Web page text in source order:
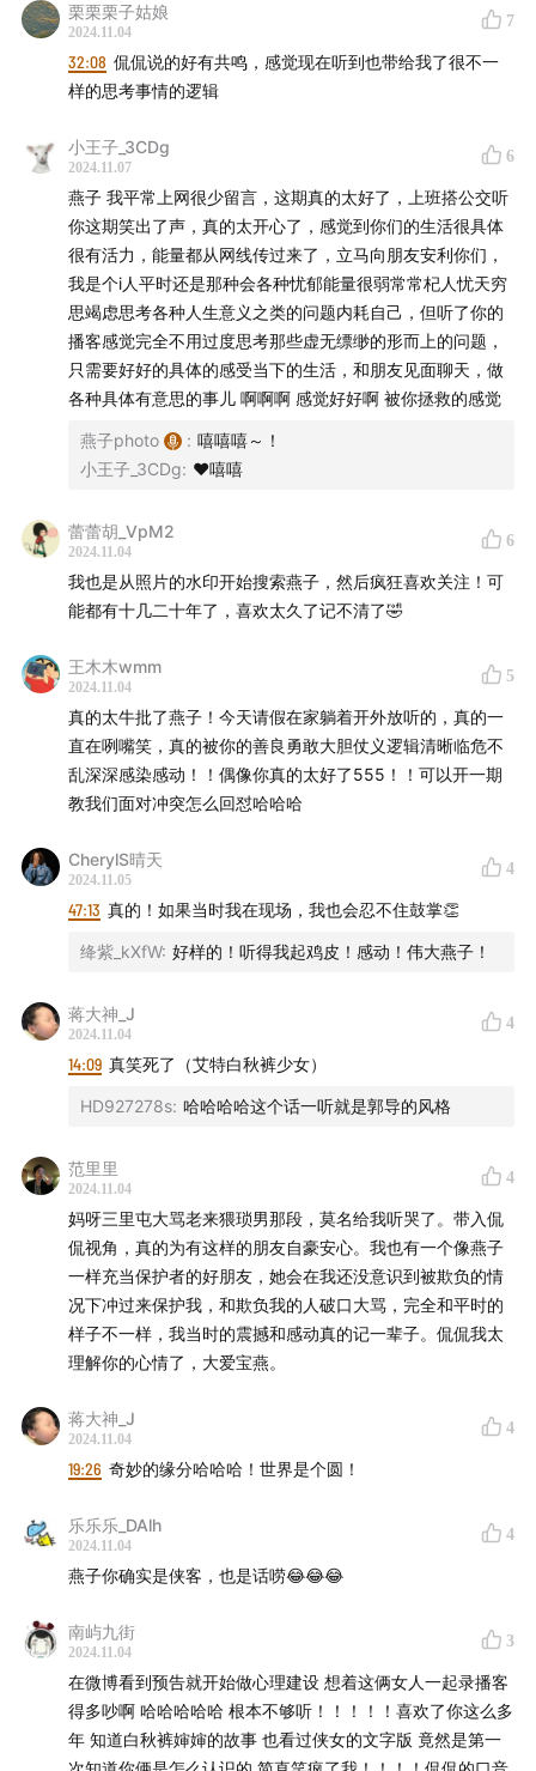
栗栗栗子姑娘
2024.11.04
7
32:08 侃侃说的好有共鸣，感觉现在听到也带给我了很不一
样的思考事情的逻辑
小王子_3CDg
2024.11.07
6
燕子 我平常上网很少留言，这期真的太好了，上班搭公交听
你这期笑出了声，真的太开心了，感觉到你们的生活很具体
很有活力，能量都从网线传过来了，立马向朋友安利你们，
我是个i人平时还是那种会各种忧郁能量很弱常常杞人忧天穷
思竭虑思考各种人生意义之类的问题内耗自己，但听了你的
播客感觉完全不用过度思考那些虚无缥缈的形而上的问题，
只需要好好的具体的感受当下的生活，和朋友见面聊天，做
各种具体有意思的事儿 啊啊啊 感觉好好啊 被你拯救的感觉
燕子photo : 嘻嘻嘻～！
小王子_3CDg: ❤️嘻嘻
蕾蕾胡_VpM2
2024.11.04
6
我也是从照片的水印开始搜索燕子，然后疯狂喜欢关注！可
能都有十几二十年了，喜欢太久了记不清了🤣
王木木wmm
2024.11.04
5
真的太牛批了燕子！今天请假在家躺着开外放听的，真的一
直在咧嘴笑，真的被你的善良勇敢大胆仗义逻辑清晰临危不
乱深深感染感动！！偶像你真的太好了555！！可以开一期
教我们面对冲突怎么回怼哈哈哈
CherylS晴天
2024.11.05
4
47:13 真的！如果当时我在现场，我也会忍不住鼓掌👏
绛紫_kXfW: 好样的！听得我起鸡皮！感动！伟大燕子！
蒋大神_J
2024.11.04
4
14:09 真笑死了（艾特白秋裤少女）
HD927278s: 哈哈哈哈这个话一听就是郭导的风格
范里里
2024.11.04
4
妈呀三里屯大骂老来猥琐男那段，莫名给我听哭了。带入侃
侃视角，真的为有这样的朋友自豪安心。我也有一个像燕子
一样充当保护者的好朋友，她会在我还没意识到被欺负的情
况下冲过来保护我，和欺负我的人破口大骂，完全和平时的
样子不一样，我当时的震撼和感动真的记一辈子。侃侃我太
理解你的心情了，大爱宝燕。
蒋大神_J
2024.11.04
4
19:26 奇妙的缘分哈哈哈！世界是个圆！
乐乐乐_DAlh
2024.11.04
4
燕子你确实是侠客，也是话唠😂😂😂
南屿九街
2024.11.04
3
在微博看到预告就开始做心理建设 想着这俩女人一起录播客
得多吵啊 哈哈哈哈哈 根本不够听！！！！！喜欢了你这么多
年 知道白秋裤婶婶的故事 也看过侠女的文字版 竟然是第一